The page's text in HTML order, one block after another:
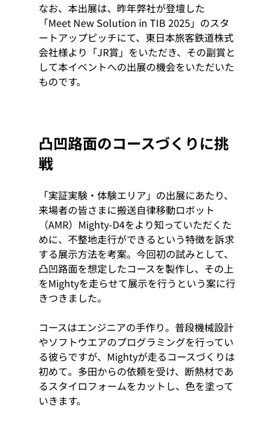
なお、本出展は、昨年弊社が登壇した
「Meet New Solution in TIB 2025」のスタ
ートアップピッチにて、東日本旅客鉄道株式
会社様より「JR賞」をいただき、その副賞と
して本イベントへの出展の機会をいただいた
ものです。
凸凹路面のコースづくりに挑
戦
「実証実験・体験エリア」の出展にあたり、
来場者の皆さまに搬送自律移動ロボット
（AMR）Mighty-D4をより知っていただくた
めに、不整地走行ができるという特徴を訴求
する展示方法を考案。今回初の試みとして、
凸凹路面を想定したコースを製作し、その上
をMightyを走らせて展示を行うという案に行
きつきました。
コースはエンジニアの手作り。普段機械設計
やソフトウエアのプログラミングを行ってい
る彼らですが、Mightyが走るコースづくりは
初めて。多田からの依頼を受け、断熱材であ
るスタイロフォームをカットし、色を塗って
いきます。